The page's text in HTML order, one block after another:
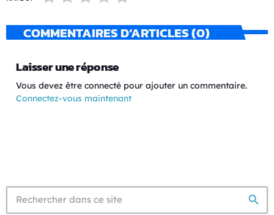
COMMENTAIRES D’ARTICLES (0)
Laisser une réponse
Vous devez être connecté pour ajouter un commentaire.
Connectez-vous maintenant
search